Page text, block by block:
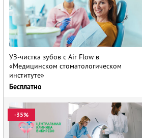
УЗ-чистка зубов с Air Flow в
«Медицинском стоматологическом
институте»
Бесплатно
-35%